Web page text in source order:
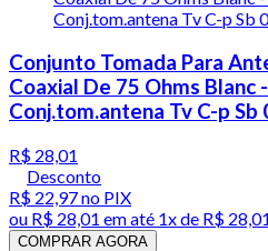
Conjunto Tomada Para
Coaxial De 75 Ohms Blanc
Conj.tom.antena Tv C-p Sb
R$ 28,01
Desconto
R$ 22,97no PIX
ou R$ 28,01 em até 1x de R$ 28,01
COMPRAR AGORA